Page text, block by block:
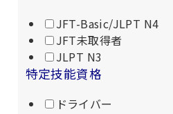
JFT-Basic/JLPT N4
JFT未取得者
JLPT N3
特定技能資格
ドライバー